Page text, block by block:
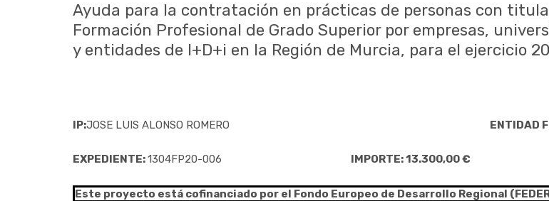
Ayuda para la contratación en prácticas de personas con
Formación Profesional de Grado Superior por empresas,
y entidades de I+D+i en la Región de Murcia, para el ejercicio
IP:JOSE LUIS ALONSO ROMERO ENTIDAD
EXPEDIENTE:1304FP20-006 IMPORTE: 13.300,00 €
Este proyecto está cofinanciado por el Fondo Europeo de Desarrollo Regional